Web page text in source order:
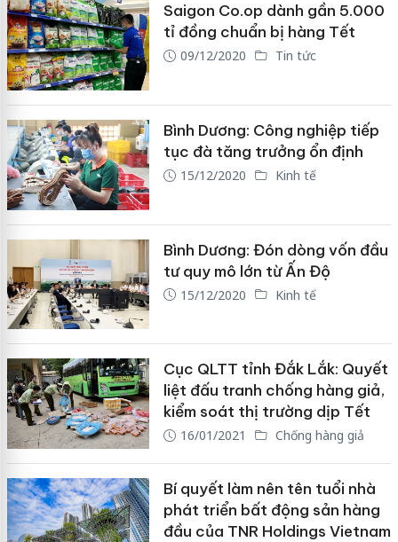
Saigon Co.op dành gần 5.000
tỉ đồng chuẩn bị hàng Tết
09/12/2020 Tin tức
Bình Dương: Công nghiệp tiếp
tục đà tăng trưởng ổn định
15/12/2020 Kinh tế
Bình Dương: Đón dòng vốn đầu
tư quy mô lớn từ Ấn Độ
15/12/2020 Kinh tế
Cục QLTT tỉnh Đắk Lắk: Quyết
liệt đấu tranh chống hàng giả,
kiểm soát thị trường dịp Tết
16/01/2021 Chống hàng giả
Bí quyết làm nên tên tuổi nhà
phát triển bất động sản hàng
đầu của TNR Holdings Vietnam